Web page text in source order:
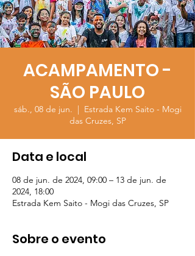
ACAMPAMENTO -
SÃO PAULO
sáb., 08 de jun.
  |
Estrada Kem Saito - Mogi
das Cruzes, SP
Data e local
08 de jun. de 2024, 09:00 – 13 de jun. de
2024, 18:00
Estrada Kem Saito - Mogi das Cruzes, SP
Sobre o evento